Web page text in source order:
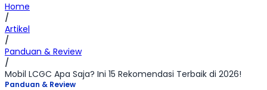
Home
/
Artikel
/
Panduan & Review
/
Mobil LCGC Apa Saja? Ini 15 Rekomendasi Terbaik di 2026!
Panduan & Review